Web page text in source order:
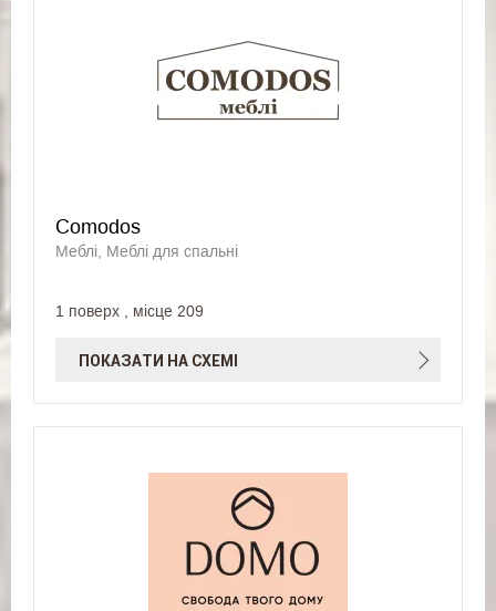
Comodos
Меблі, Меблі для спальні
1 поверх , місце 209
ПОКАЗАТИ НА СХЕМІ